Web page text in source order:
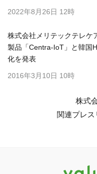
2022年8月26日 12時
株式会社メリテックテレケ
製品「Centra-IoT」と韓国
化を発表
2016年3月10日 10時
株式
関連プレ